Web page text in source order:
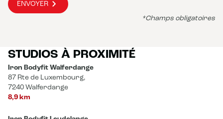
ENVOYER
*Champs obligatoires
STUDIOS À PROXIMITÉ
Iron Bodyfit Walferdange
87 Rte de Luxembourg,
7240 Walferdange
8,9 km